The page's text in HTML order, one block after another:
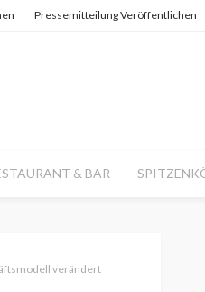
Pressemitteilung Veröffentlichen
& BAR
verändert